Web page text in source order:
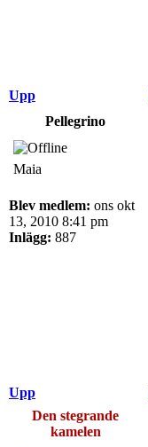
Upp
Pellegrino
Maia
Blev medlem: ons okt
13, 2010 8:41 pm
Inlägg: 887
Upp
Den stegrande
kamelen